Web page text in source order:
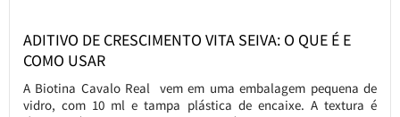
ADITIVO DE CRESCIMENTO VITA SEIVA: O QUE É E
COMO USAR
A Biotina Cavalo Real vem em uma embalagem pequena de
vidro, com 10 ml e tampa plástica de encaixe. A textura é